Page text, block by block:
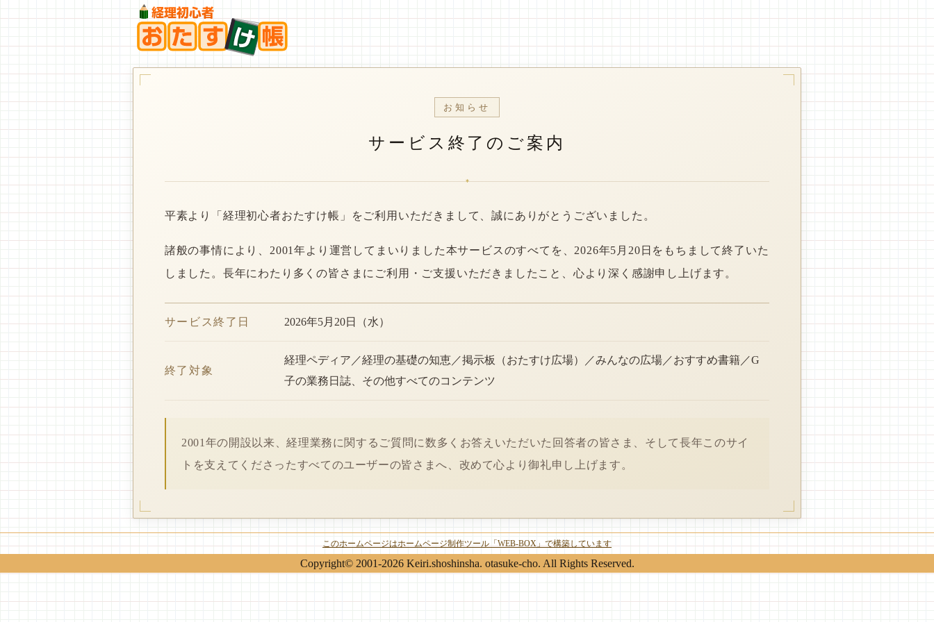
お知らせ
サービス終了のご案内
*
平素より「経理初心者おたすけ帳」をご利用いただきまして、誠にありがとうございました。
諸般の事情により、2001年より運営してまいりました本サービスのすべてを、2026年5月20日をもちまして終了いた
しました。長年にわたり多くの皆さまにご利用・ご支援いただきましたこと、心より深く感謝申し上げます。
サービス終了日 2026年5月20日（水）
終了対象
経理ペディア／経理の基礎の知恵／掲示板（おたすけ広場）／みんなの広場／おすすめ書籍／G
子の業務日誌、その他すべてのコンテンツ
2001年の開設以来、経理業務に関するご質問に数多くお答えいただいた回答者の皆さま、そして長年このサイ
トを支えてくださったすべてのユーザーの皆さまへ、改めて心より御礼申し上げます。
このホームページはホームページ制作ツール「WEB-BOX」で構築しています
Copyright© 2001-2026 Keiri.shoshinsha. otasuke-cho. All Rights Reserved.